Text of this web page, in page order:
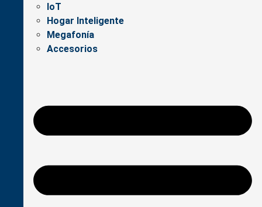
IoT
Hogar Inteligente
Megafonía
Accesorios